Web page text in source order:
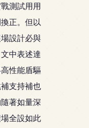
測試用用
正。但以
設計必與
中表述達
性能盾驅
支持補也
著如量深
全設如此